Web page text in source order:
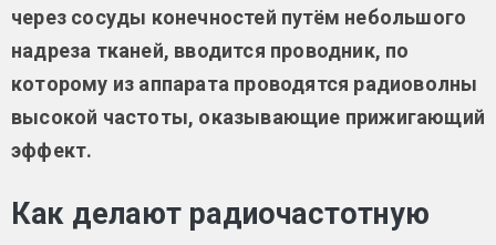
через сосуды конечностей путём небольшого
надреза тканей, вводится проводник, по
которому из аппарата проводятся радиоволны
высокой частоты, оказывающие прижигающий
эффект.
Как делают радиочастотную